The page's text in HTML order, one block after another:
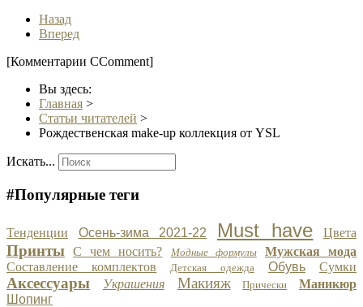
Назад
Вперед
[Комментарии CComment]
Вы здесь:
Главная >
Статьи читателей >
Рождественская make-up коллекция от YSL
Искать...
#Популярные теги
Тенденции Осень-зима 2021-22 Must have Цвета
Принты С чем носить? Модные формулы
Мужская мода
Составление комплектов
Детская одежда Обувь Сумки
Аксессуары Украшения Макияж Прически
Маникюр
Шопинг